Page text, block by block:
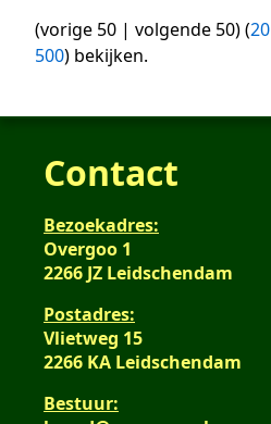
(vorige 50 | volgende 50) (20
500) bekijken.
Contact
Bezoekadres:
Overgoo 1
2266 JZ Leidschendam
Postadres:
Vlietweg 15
2266 KA Leidschendam
Bestuur: